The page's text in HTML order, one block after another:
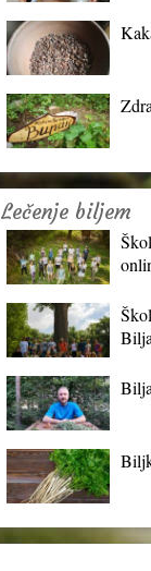
Lečenje biljem